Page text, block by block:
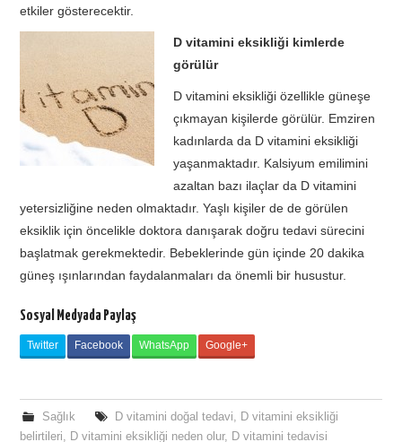
etkiler gösterecektir.
D vitamini eksikliği kimlerde
görülür
D vitamini eksikliği özellikle güneşe
çıkmayan kişilerde görülür. Emziren
kadınlarda da D vitamini eksikliği
yaşanmaktadır. Kalsiyum emilimini
azaltan bazı ilaçlar da D vitamini
yetersizliğine neden olmaktadır. Yaşlı kişiler de de görülen
eksiklik için öncelikle doktora danışarak doğru tedavi sürecini
başlatmak gerekmektedir. Bebeklerinde gün içinde 20 dakika
güneş ışınlarından faydalanmaları da önemli bir husustur.
Sosyal Medyada Paylaş
Twitter Facebook WhatsApp Google+
Sağlık D vitamini doğal tedavi, D vitamini eksikliği
belirtileri, D vitamini eksikliği neden olur, D vitamini tedavisi